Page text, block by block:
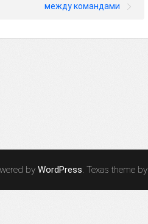
между командами
by WordPress. Texas theme by